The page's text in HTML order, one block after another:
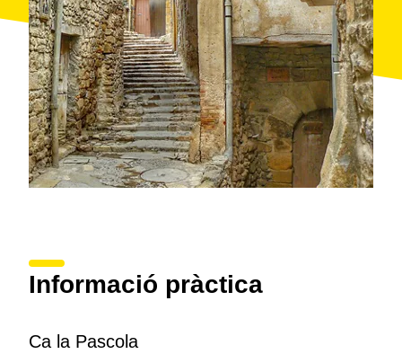
Informació pràctica
Ca la Pascola